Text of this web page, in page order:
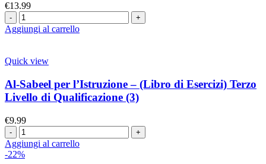
€13.99
Aggiungi al carrello
Quick view
Al-Sabeel per l’Istruzione – (Libro di Esercizi) Terzo
Livello di Qualificazione (3)
€9.99
Aggiungi al carrello
-22%